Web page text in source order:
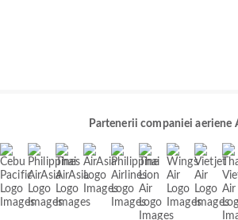
Partenerii companiei aeriene